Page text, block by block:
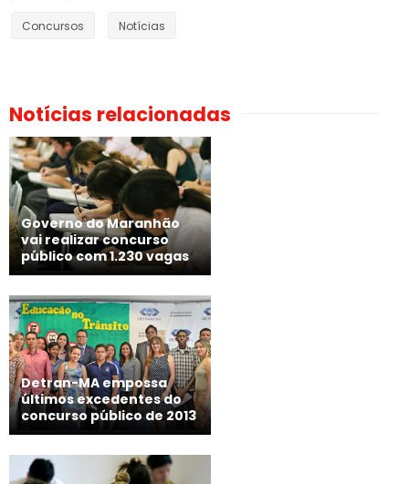
Concursos Notícias
Notícias relacionadas
Governo do Maranhão
vai realizar concurso
público com 1.230 vagas
Detran-MA empossa
últimos excedentes do
concurso público de 2013